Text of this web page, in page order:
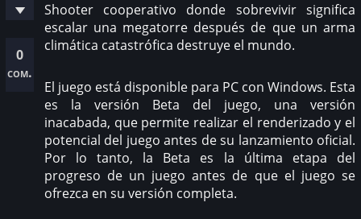
0
com.
Shooter cooperativo donde sobrevivir significa
escalar una megatorre después de que un arma
climática catastrófica destruye el mundo.
El juego está disponible para PC con Windows. Esta
es la versión Beta del juego, una versión
inacabada, que permite realizar el renderizado y el
potencial del juego antes de su lanzamiento oficial.
Por lo tanto, la Beta es la última etapa del
progreso de un juego antes de que el juego se
ofrezca en su versión completa.